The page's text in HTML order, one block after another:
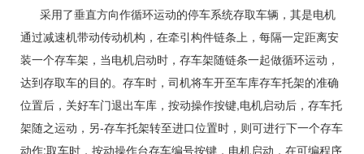
采用了垂直方向作循环运动的停车系统存取车辆，其是电机
通过减速机带动传动机构，在牵引构件链条上，每隔一定距离安
装一个存车架，当电机启动时，存车架随链条一起做循环运动，
达到存取车的目的。存车时，司机将车开至车库存车托架的准确
位置后，关好车门退出车库，按动操作按键,电机启动后，存车托
架随之运动，另-存车托架转至进口位置时，则可进行下一个存车
动作;取车时，按动操作台存车编号按键，电机启动，在可编程序